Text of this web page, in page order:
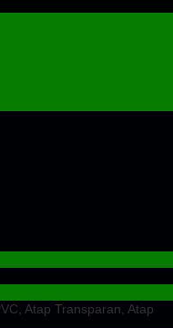
Atap Transparan, Atap